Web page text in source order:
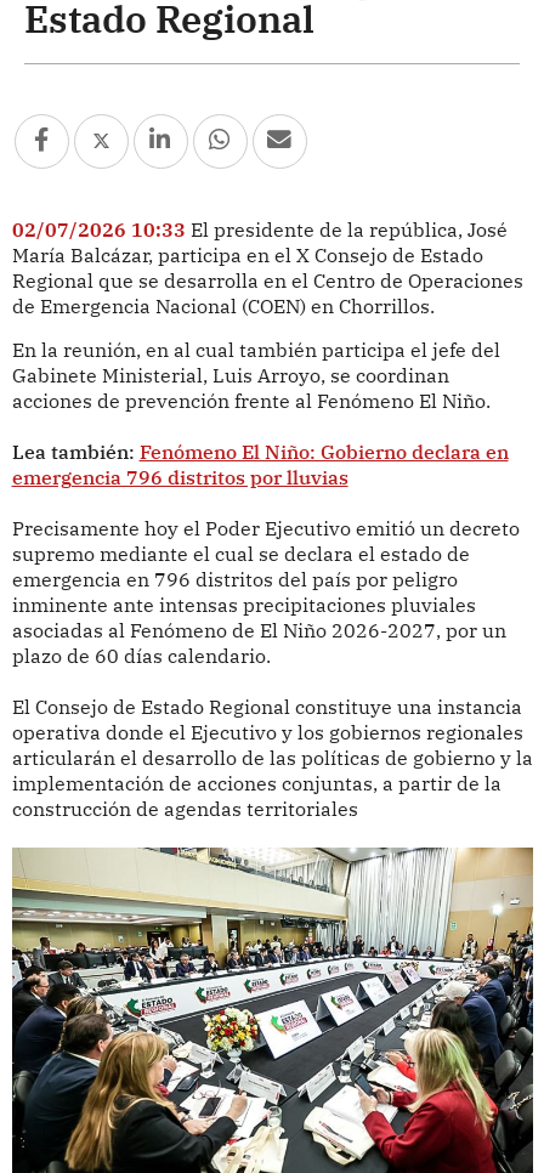
Estado Regional
02/07/2026 10:33 El presidente de la república, José
María Balcázar, participa en el X Consejo de Estado
Regional que se desarrolla en el Centro de Operaciones
de Emergencia Nacional (COEN) en Chorrillos.
En la reunión, en al cual también participa el jefe del
Gabinete Ministerial, Luis Arroyo, se coordinan
acciones de prevención frente al Fenómeno El Niño.
Lea también: Fenómeno El Niño: Gobierno declara en
emergencia 796 distritos por lluvias
Precisamente hoy el Poder Ejecutivo emitió un decreto
supremo mediante el cual se declara el estado de
emergencia en 796 distritos del país por peligro
inminente ante intensas precipitaciones pluviales
asociadas al Fenómeno de El Niño 2026-2027, por un
plazo de 60 días calendario.
El Consejo de Estado Regional constituye una instancia
operativa donde el Ejecutivo y los gobiernos regionales
articularán el desarrollo de las políticas de gobierno y la
implementación de acciones conjuntas, a partir de la
construcción de agendas territoriales